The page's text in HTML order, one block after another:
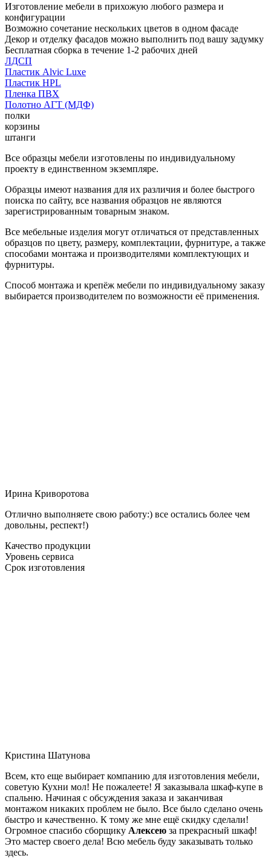
Изготовление мебели в прихожую любого размера и
конфигурации
Возможно сочетание нескольких цветов в одном фасаде
Декор и отделку фасадов можно выполнить под вашу задумку
Бесплатная сборка в течение 1-2 рабочих дней
ЛДСП
Пластик Alvic Luxe
Пластик HPL
Пленка ПВХ
Полотно АГТ (МДФ)
полки
корзины
штанги
Все образцы мебели изготовлены по индивидуальному
проекту в единственном экземпляре.
Образцы имеют названия для их различия и более быстрого
поиска по сайту, все названия образцов не являются
зарегистрированным товарным знаком.
Все мебельные изделия могут отличаться от представленных
образцов по цвету, размеру, комплектации, фурнитуре, а также
способами монтажа и производителями комплектующих и
фурнитуры.
Способ монтажа и крепёж мебели по индивидуальному заказу
выбирается производителем по возможности её применения.
Ирина Криворотова
Отлично выполняете свою работу:) все остались более чем
довольны, респект!)
Качество продукции
Уровень сервиса
Срок изготовления
Кристина Шатунова
Всем, кто еще выбирает компанию для изготовления мебели,
советую Кухни мол! Не пожалеете! Я заказывала шкаф-купе в
спальню. Начиная с обсуждения заказа и заканчивая
монтажом никаких проблем не было. Все было сделано очень
быстро и качественно. К тому же мне ещё скидку сделали!
Огромное спасибо сборщику Алексею за прекрасный шкаф!
Это мастер своего дела! Всю мебель буду заказывать только
здесь.